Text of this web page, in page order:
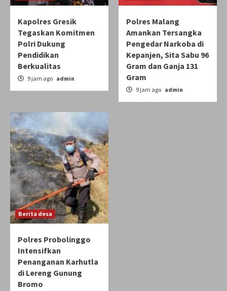
Kapolres Gresik
Tegaskan Komitmen
Polri Dukung
Pendidikan
Berkualitas
9 jam ago admin
Polres Malang
Amankan Tersangka
Pengedar Narkoba di
Kepanjen, Sita Sabu 96
Gram dan Ganja 131
Gram
9 jam ago admin
Berita desa
Polres Probolinggo
Intensifkan
Penanganan Karhutla
di Lereng Gunung
Bromo